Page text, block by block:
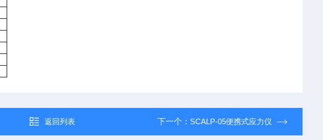
返回列表 下一个： SCALP-05便携式应力仪